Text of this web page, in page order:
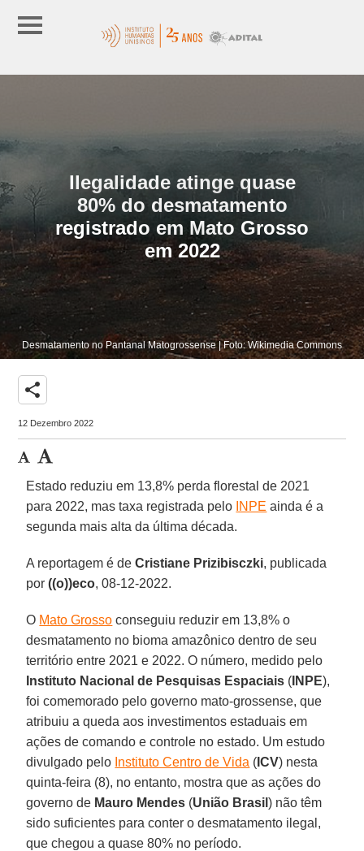
Ilegalidade atinge quase
80% do desmatamento
registrado em Mato Grosso
em 2022
Desmatamento no Pantanal Matogrossense | Foto: Wikimedia Commons
share
12 Dezembro 2022
Estado reduziu em 13,8% perda florestal de 2021
para 2022, mas taxa registrada pelo INPE ainda é a
segunda mais alta da última década.
A reportagem é deCristiane Prizibisczki, publicada
por((o))eco, 08-12-2022.
O Mato Grosso conseguiu reduzir em 13,8% o
desmatamento no bioma amazônico dentro de seu
território entre 2021 e 2022. O número, medido pelo
Instituto Nacional de Pesquisas Espaciais ( INPE),
foi comemorado pelo governo mato-grossense, que
atribuiu a queda aos investimentos estaduais em
ações de comando e controle no estado. Um estudo
divulgado pelo Instituto Centro de Vida ( ICV) nesta
quinta-feira (8), no entanto, mostra que as ações do
governo de Mauro Mendes (União Brasil) não têm
sido suficientes para conter o desmatamento ilegal,
que chegou a quase 80% no período.